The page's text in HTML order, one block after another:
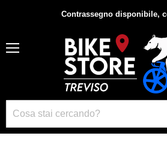
Contrassegno disponibile,